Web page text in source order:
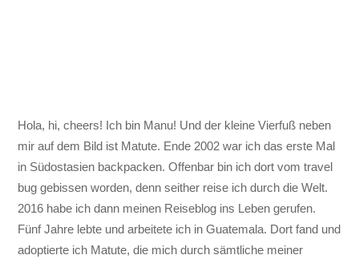
Hola, hi, cheers! Ich bin Manu! Und der kleine Vierfuß neben
mir auf dem Bild ist Matute. Ende 2002 war ich das erste Mal
in Südostasien backpacken. Offenbar bin ich dort vom travel
bug gebissen worden, denn seither reise ich durch die Welt.
2016 habe ich dann meinen Reiseblog ins Leben gerufen.
Fünf Jahre lebte und arbeitete ich in Guatemala. Dort fand und
adoptierte ich Matute, die mich durch sämtliche meiner